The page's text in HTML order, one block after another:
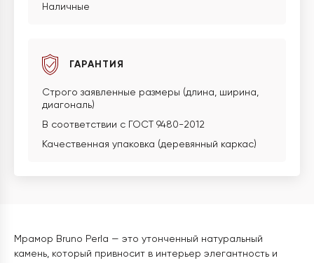
Наличные
ГАРАНТИЯ
Строго заявленные размеры (длина, ширина,
диагональ)
В соответствии с ГОСТ 9480-2012
Качественная упаковка (деревянный каркас)
Мрамор Bruno Perla — это утонченный натуральный
камень, который привносит в интерьер элегантность и